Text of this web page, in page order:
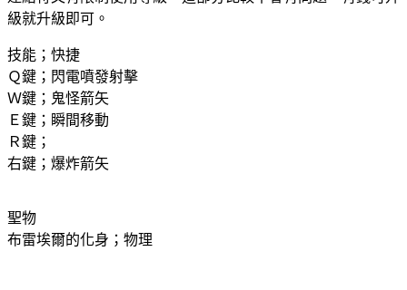
級就升級即可。
技能；快捷
Ｑ鍵；閃電噴發射擊
Ｗ鍵；鬼怪箭矢
Ｅ鍵；瞬間移動
Ｒ鍵；
右鍵；爆炸箭矢
聖物
布雷埃爾的化身；物理